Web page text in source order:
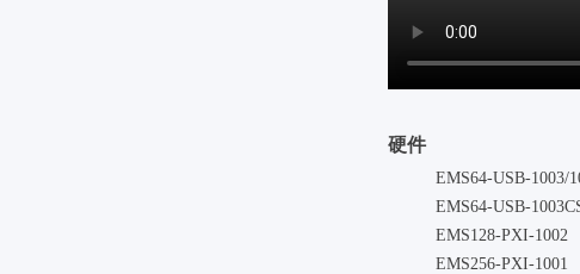
硬件
EMS64-USB-1003/
EMS64-USB-
EMS128-PXI-1002
EMS256-PXI-1001